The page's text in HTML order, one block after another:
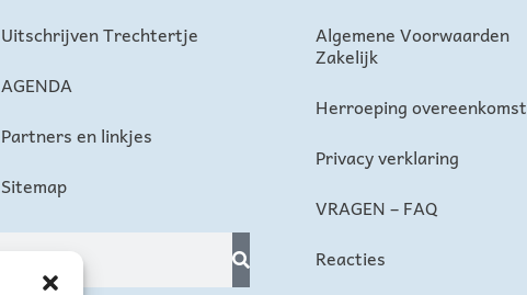
Uitschrijven Trechtertje
AGENDA
Partners en linkjes
Sitemap
Algemene Voorwaarden
Zakelijk
Herroeping overeenkomst
Privacy verklaring
VRAGEN – FAQ
Reacties